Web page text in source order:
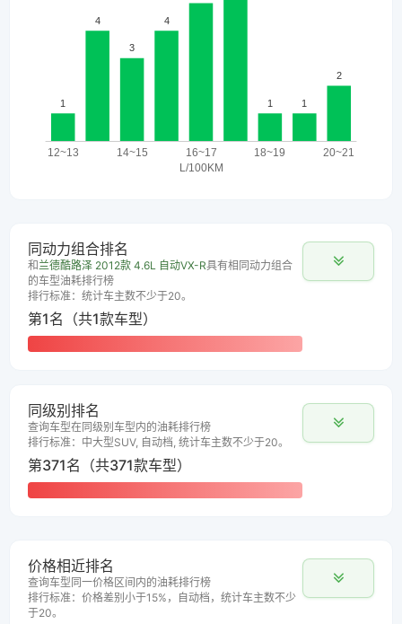
同动力组合排名
和兰德酷路泽 2012款 4.6L 自动VX-R具有相同动力组合
的车型油耗排行榜
排行标准：统计车主数不少于20。
第1名（共1款车型）
同级别排名
查询车型在同级别车型内的油耗排行榜
排行标准：中大型SUV, 自动档, 统计车主数不少于20。
第371名（共371款车型）
价格相近排名
查询车型同一价格区间内的油耗排行榜
排行标准：价格差别小于15%，自动档，统计车主数不少
于20。